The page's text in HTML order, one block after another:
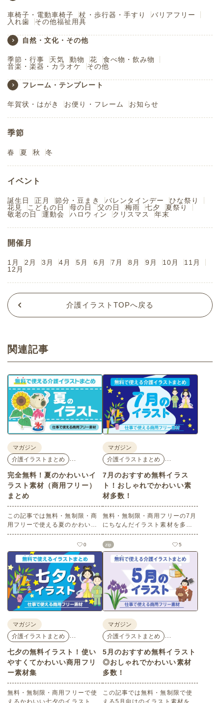
車椅子・電動車椅子 杖・歩行器・手すり
バリアフリー
入れ歯
その他福祉用具
自然・文化・その他
季節・行事 天気 動物 花
食べ物・飲み物
音楽・楽器・カラオケ
その他
フレーム・テンプレート
年賀状・はがき お便り・フレーム お知らせ
季節
春 夏 秋 冬
イベント
誕生日 正月 節分・豆まき バレンタインデー
ひな祭り
花見
こどもの日 母の日 父の日 梅雨 七夕
夏祭り
敬老の日
運動会 ハロウィン クリスマス 年末
開催月
1月 2月 3月 4月 5月 6月 7月 8月 9月 10月
11月
12月
介護イラストTOPへ戻る
関連記事
マガジン
介護イラストまとめ
完全無料！夏のかわいいイ
ラスト素材（商用フリー）
まとめ
この記事では無料・無制限・商
用フリーで使える夏のかわいい
イラスト素材を多数ご紹介いた
します。夏の花であるひまわり
や朝顔、夏祭り、花火、七夕な
ど夏ならではのかわいいイラス
トをご用意！ポスターやパンフ
レットなどで使いやすいテイス
トなので、ぜひご活用くださ
い。
0
マガジン
介護イラストまとめ
7月のおすすめ無料イラス
ト！おしゃれでかわいい素
材多数！
無料・無制限・商用フリーの7月
にちなんだイラスト素材を多数
ご紹介します。どれも印刷に適
した解像度で、点数制限なしで
自由に使える素材ばかり♪どなた
でもご利用いただけます！ぜひ
ご活用ください。
zip 5
マガジン
介護イラストまとめ
七夕の無料イラスト！使い
やすくてかわいい商用フリ
ー素材集
無料・無制限・商用フリーで使
えるかわいい七夕のイラスト素
マガジン
介護イラストまとめ
5月のおすすめ無料イラスト
◎おしゃれでかわいい素材
多数！
この記事では無料・無制限で使
える5月向けのイラスト素材を多